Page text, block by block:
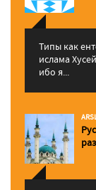
Типы как
ислама
ибо я...